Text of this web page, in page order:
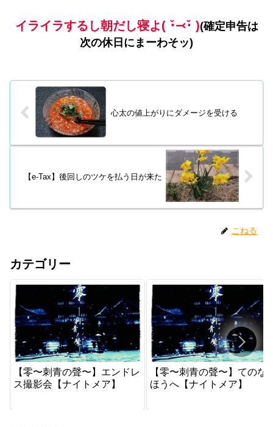
イライラするし朝だし寝よ( ･̆⤙･̆ )(確定申告は
次の休日にまーわそッ)
心太の値上がりにダメージを受ける
【e-Tax】後回しのツケを払う日が来た
こねる
カテゴリー
【零〜刺青の聲〜】エンドレ
ス撮影会【ナイトメア】
【零〜刺青の聲〜】てのな
ほうへ【ナイトメア】